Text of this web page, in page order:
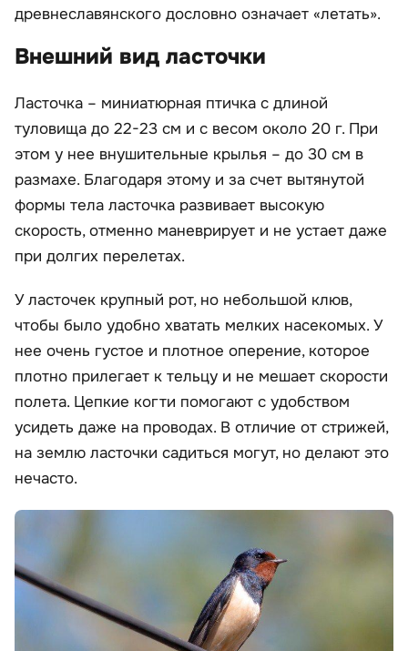
древнеславянского дословно означает «летать».
Внешний вид ласточки
Ласточка – миниатюрная птичка с длиной
туловища до 22-23 см и с весом около 20 г. При
этом у нее внушительные крылья – до 30 см в
размахе. Благодаря этому и за счет вытянутой
формы тела ласточка развивает высокую
скорость, отменно маневрирует и не устает даже
при долгих перелетах.
У ласточек крупный рот, но небольшой клюв,
чтобы было удобно хватать мелких насекомых. У
нее очень густое и плотное оперение, которое
плотно прилегает к тельцу и не мешает скорости
полета. Цепкие когти помогают с удобством
усидеть даже на проводах. В отличие от стрижей,
на землю ласточки садиться могут, но делают это
нечасто.